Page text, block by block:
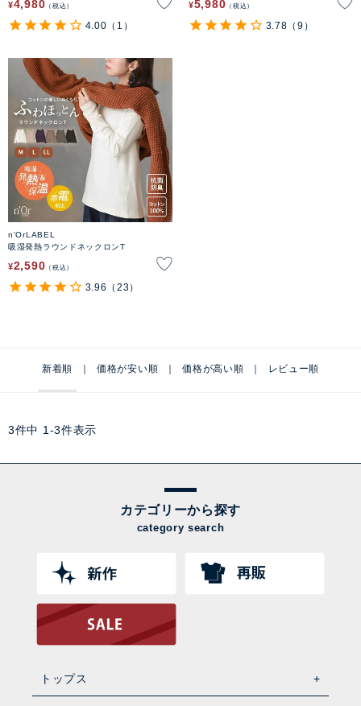
¥4,980 税込
4.00 （1）
¥5,980 税込
3.78 （9）
n'OrLABEL
吸湿発熱ラウンドネックロンT
¥2,590 税込
3.96 （23）
新着順 価格が安い順 価格が高い順 レビュー順
3件中 1 -3件表示
カテゴリーから探す
category search
トップス